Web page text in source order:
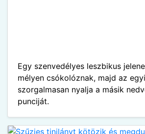
Egy szenvedélyes leszbikus
mélyen csókolóznak, majd az
szorgalmasan nyalja a másik
punciját.